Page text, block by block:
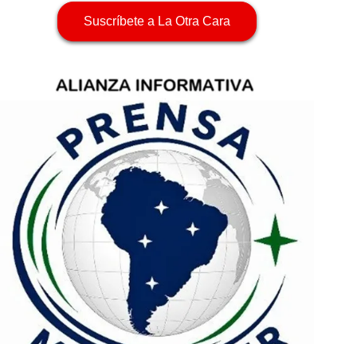
Suscríbete a La Otra Cara